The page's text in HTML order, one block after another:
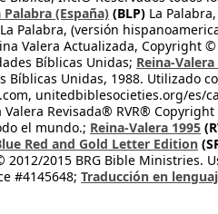
Palabra (España) (BLP) La
La Palabra, (versión
Valera Actualizada, Copyright
Bíblicas Unidas; Reina-Valera
Bíblicas Unidas, 1988. Utilizado
unitedbiblesocieties.org/es/
Valera Revisada® RVR®
el mundo.; Reina-Valera 1995
Red and Gold Letter Edition
2015 BRG Bible Ministries.
#4145648; Traducción en